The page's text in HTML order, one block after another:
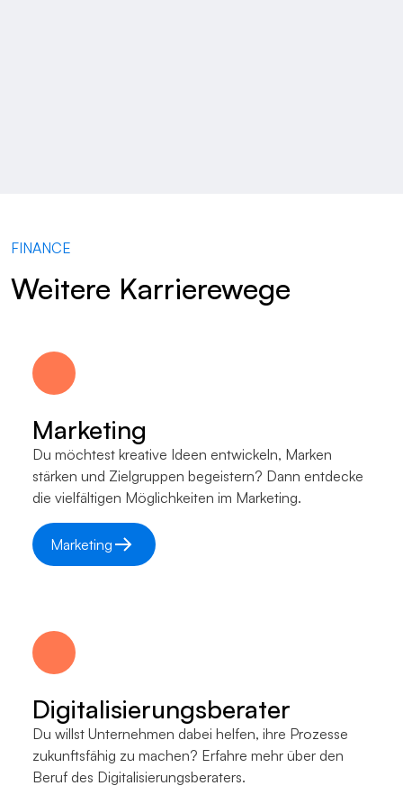
FINANCE
Weitere Karrierewege
Marketing
Du möchtest kreative Ideen entwickeln, Marken
stärken und Zielgruppen begeistern? Dann entdecke
die vielfältigen Möglichkeiten im Marketing.
Marketing
Digitalisierungsberater
Du willst Unternehmen dabei helfen, ihre Prozesse
zukunftsfähig zu machen? Erfahre mehr über den
Beruf des Digitalisierungsberaters.